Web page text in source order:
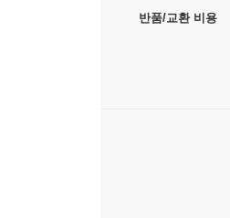
반품/교환 비용